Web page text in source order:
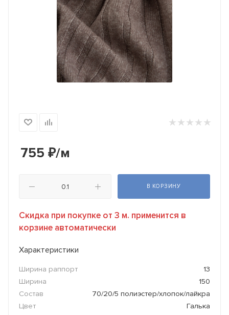
755 ₽/м
В КОРЗИНУ
Скидка при покупке от 3 м. применится в
корзине автоматически
Характеристики
Ширина раппорт
13
Ширина
150
Состав
70/20/5 полиэстер/хлопок/лайкра
Цвет
Галька